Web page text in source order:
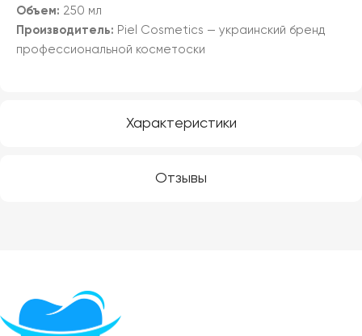
Характеристики
Отзывы
Объем: 250 мл
Производитель: Piel Cosmetics — украинский бренд
профессиональной косметоски